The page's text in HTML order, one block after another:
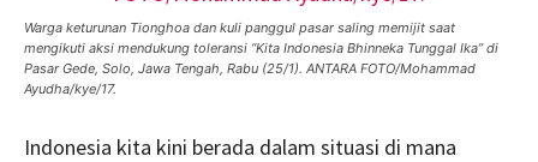
Warga keturunan Tionghoa dan kuli panggul pasar saling memijit saat
mengikuti aksi mendukung toleransi “Kita Indonesia Bhinneka Tunggal Ika” di
Pasar Gede, Solo, Jawa Tengah, Rabu (25/1). ANTARA FOTO/Mohammad
Ayudha/kye/17.
Indonesia kita kini berada dalam situasi di mana